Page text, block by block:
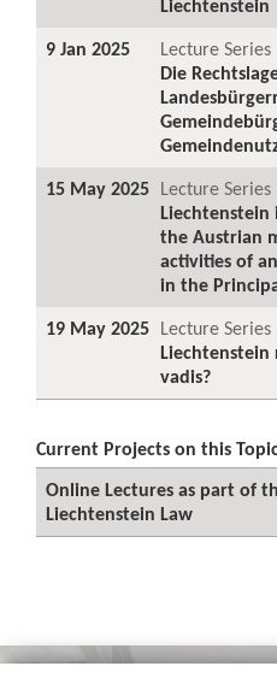
Liechtenstein
9 Jan 2025
Lecture Series
Die
15 May 2025 Lecture Series
Liechtenstein
the Austrian
activities of
in the
19 May 2025 Lecture Series
Liechtenstein
vadis?
Current Projects on this
Online Lectures as part of
Liechtenstein Law